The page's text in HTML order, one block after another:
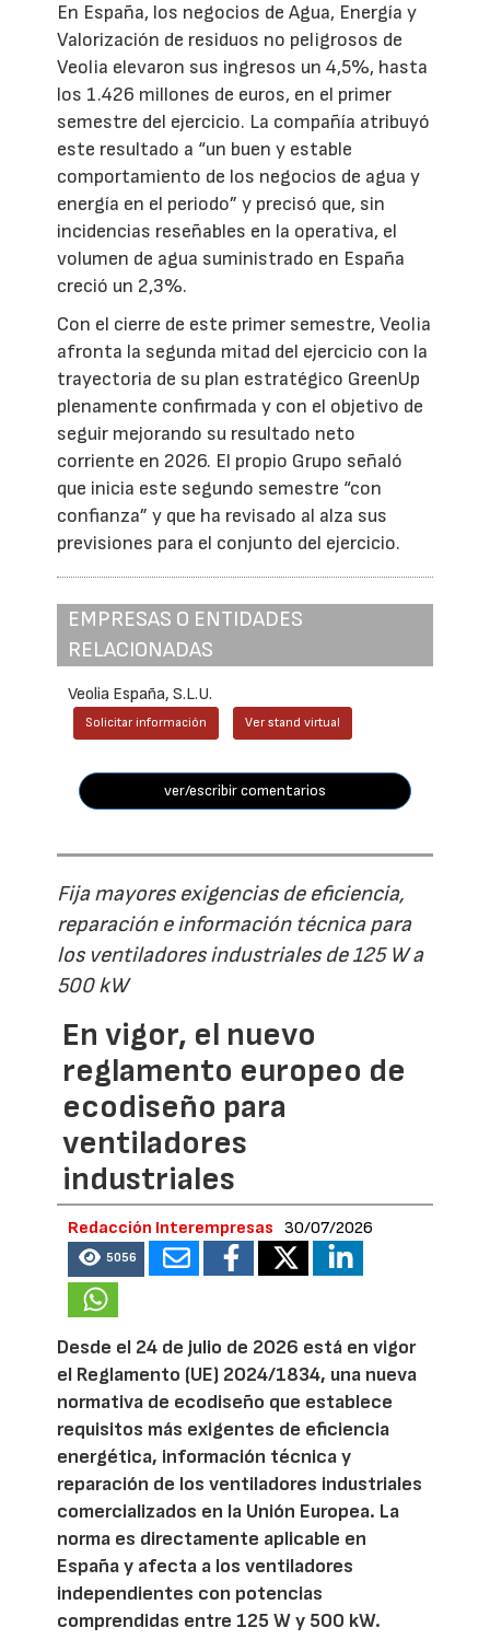
En España, los negocios de Agua, Energía y
Valorización de residuos no peligrosos de
Veolia elevaron sus ingresos un 4,5%, hasta
los 1.426 millones de euros, en el primer
semestre del ejercicio. La compañía atribuyó
este resultado a “un buen y estable
comportamiento de los negocios de agua y
energía en el periodo” y precisó que, sin
incidencias reseñables en la operativa, el
volumen de agua suministrado en España
creció un 2,3%.
Con el cierre de este primer semestre, Veolia
afronta la segunda mitad del ejercicio con la
trayectoria de su plan estratégico GreenUp
plenamente confirmada y con el objetivo de
seguir mejorando su resultado neto
corriente en 2026. El propio Grupo señaló
que inicia este segundo semestre “con
confianza” y que ha revisado al alza sus
previsiones para el conjunto del ejercicio.
EMPRESAS O ENTIDADES
RELACIONADAS
Veolia España, S.L.U.
Solicitar información Ver stand virtual
ver/escribir comentarios
Fija mayores exigencias de eficiencia,
reparación e información técnica para
los ventiladores industriales de 125 W a
500 kW
En vigor, el nuevo
reglamento europeo de
ecodiseño para
ventiladores
industriales
Redacción Interempresas 30/07/2026
5056
Desde el 24 de julio de 2026 está en vigor
el Reglamento (UE) 2024/1834, una nueva
normativa de ecodiseño que establece
requisitos más exigentes de eficiencia
energética, información técnica y
reparación de los ventiladores industriales
comercializados en la Unión Europea. La
norma es directamente aplicable en
España y afecta a los ventiladores
independientes con potencias
comprendidas entre 125 W y 500 kW.